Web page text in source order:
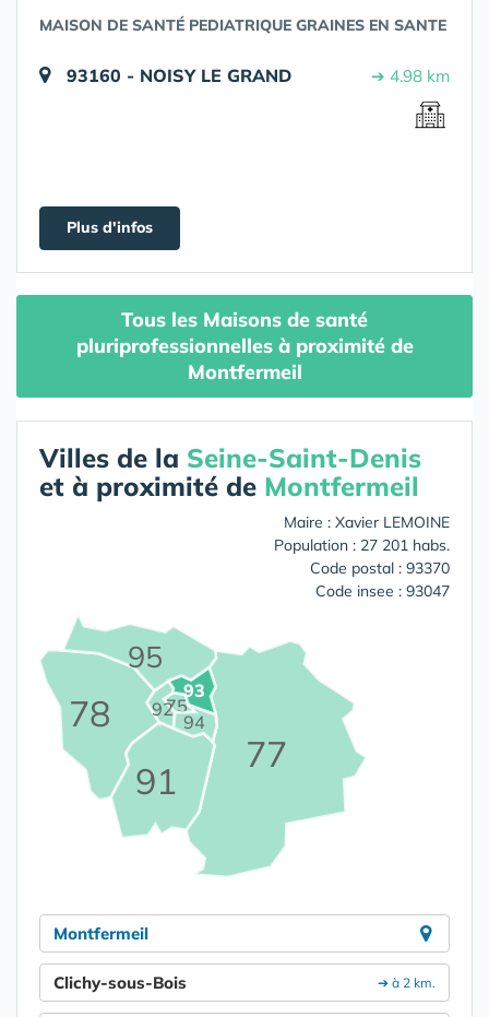
MAISON DE SANTÉ PEDIATRIQUE GRAINES EN SANTE
93160 - NOISY LE GRAND ➔ 4.98 km
Plus d'infos
Tous les Maisons de santé
pluriprofessionnelles à proximité de
Montfermeil
Villes de la Seine-Saint-Denis
et à proximité de Montfermeil
Maire : Xavier LEMOINE
Population : 27 201 habs.
Code postal : 93370
Code insee : 93047
75
77
78
91
92
93
94
95
Montfermeil
➔ à 2 km.
Clichy-sous-Bois